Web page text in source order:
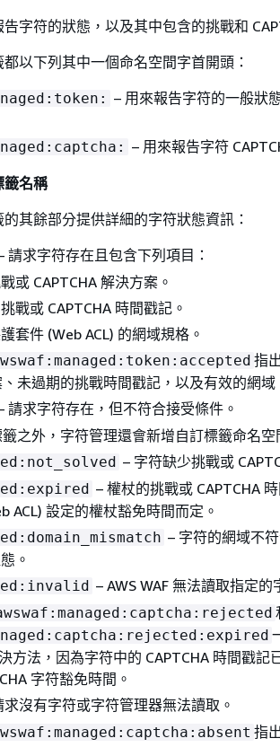
字符的狀態，以及其中包含的挑戰和
以下列其中一個命名空間字首開頭：
– 用來報告字符的一般狀
– 用來報告字符
籤名稱
其餘部分提供詳細的字符狀態資訊：
請求字符存在且包含下列項目：
或 CAPTCHA 解決方案。
戰或 CAPTCHA 時間戳記。
套件 (Web ACL) 的網域規格。
指
未過期的挑戰時間戳記，以及有效的網域
請求字符存在，但不符合接受條件。
之外，字符管理還會新增自訂標籤命名空
– 字符缺少挑戰或
– 權杖的挑戰或 CAPTCHA
ACL) 設定的權杖豁免時間而定。
– 字符的網域不
。
– AWS WAF 無法讀取指定的
方法，因為字符中的 CAPTCHA 時間戳記
字符豁免時間。
沒有字符或字符管理器無法讀取。
指